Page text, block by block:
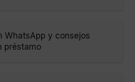
WhatsApp y consejos
préstamo